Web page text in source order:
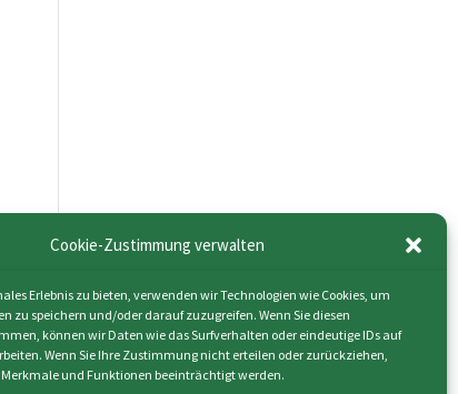
Cookie-Zustimmung verwalten
Erlebnis zu bieten, verwenden wir Technologien wie Cookies, um
zu speichern und/oder darauf zuzugreifen. Wenn Sie diesen
können wir Daten wie das Surfverhalten oder eindeutige IDs auf
Wenn Sie Ihre Zustimmung nicht erteilen oder zurückziehen,
und Funktionen beeinträchtigt werden.